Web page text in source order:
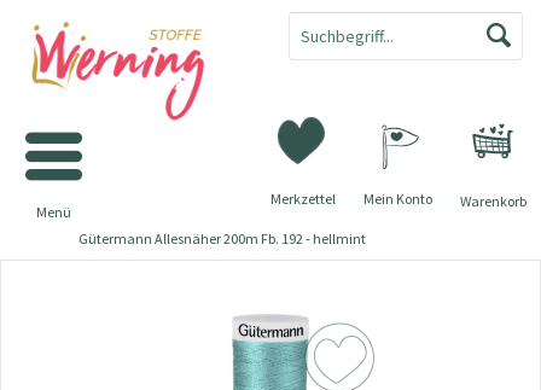
Warenkorb
Merkzettel Mein Konto
Menü
Gütermann Allesnäher 200m Fb. 192 - hellmint